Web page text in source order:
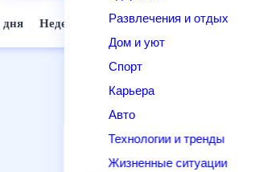
Развлечения и отдых
Дом и уют
Спорт
Карьера
Авто
Технологии и тренды
Жизненные ситуации
3 дня Неделя 10 дней 14 дней